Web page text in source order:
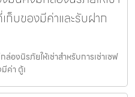
เก็บของมีค่าและรับฝาก
องนิรภัยให้เช่าสำหรับการเช่าเซฟ
ค่า ตู้เ